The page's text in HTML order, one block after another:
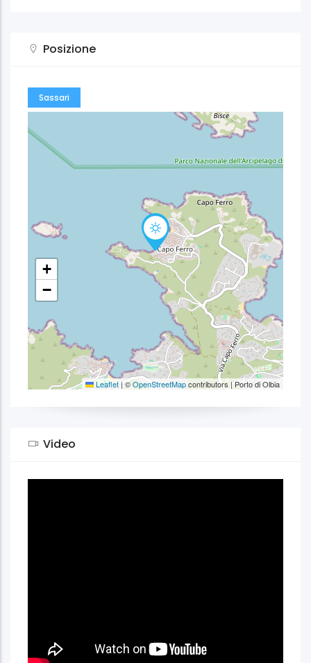
Posizione
Sassari
+
−
Leaflet | ©OpenStreetMapcontributors | Porto di Olbia
Video